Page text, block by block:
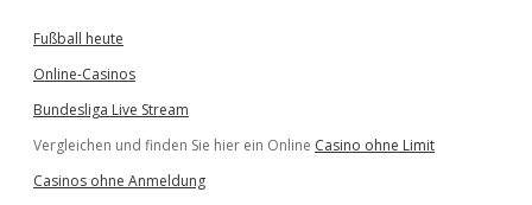
Fußball heute
Online-Casinos
Bundesliga Live Stream
Vergleichen und finden Sie hier ein Online Casino ohne Limit
Casinos ohne Anmeldung